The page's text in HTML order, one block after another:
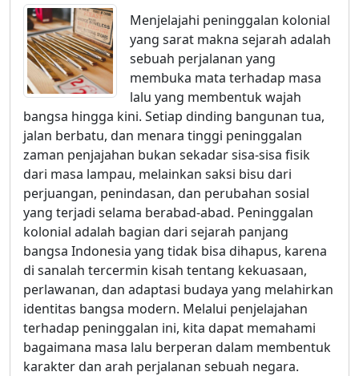
Menjelajahi peninggalan kolonial
yang sarat makna sejarah adalah
sebuah perjalanan yang
membuka mata terhadap masa
lalu yang membentuk wajah
bangsa hingga kini. Setiap dinding bangunan tua,
jalan berbatu, dan menara tinggi peninggalan
zaman penjajahan bukan sekadar sisa-sisa fisik
dari masa lampau, melainkan saksi bisu dari
perjuangan, penindasan, dan perubahan sosial
yang terjadi selama berabad-abad. Peninggalan
kolonial adalah bagian dari sejarah panjang
bangsa Indonesia yang tidak bisa dihapus, karena
di sanalah tercermin kisah tentang kekuasaan,
perlawanan, dan adaptasi budaya yang melahirkan
identitas bangsa modern. Melalui penjelajahan
terhadap peninggalan ini, kita dapat memahami
bagaimana masa lalu berperan dalam membentuk
karakter dan arah perjalanan sebuah negara.